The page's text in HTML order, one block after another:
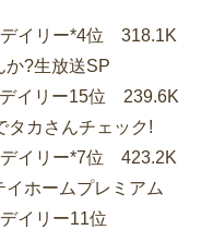
イリー*4位 318.1K
か?生放送SP
イリー15位 239.6K
タカさんチェック!
イリー*7位 423.2K
ホームプレミアム
イリー11位